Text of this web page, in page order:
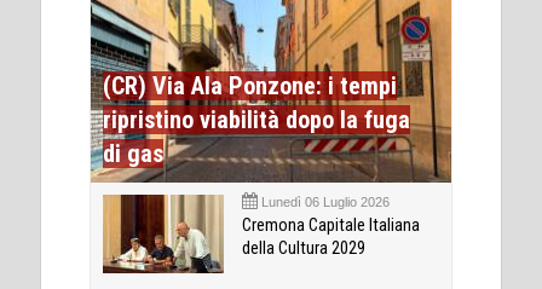
(CR) Via Ala Ponzone: i tempi
ripristino viabilità dopo la fuga
di gas
Lunedì 06 Luglio 2026
Cremona Capitale Italiana
della Cultura 2029